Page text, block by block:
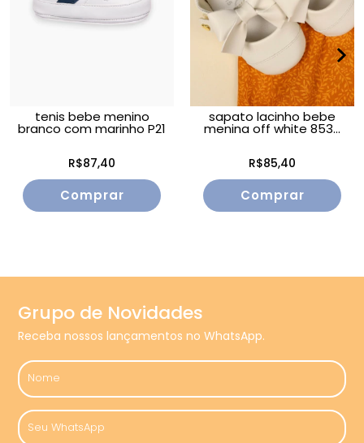
tenis bebe menino
branco com marinho P21
R$87,40
Comprar
sapato lacinho bebe
menina off white 853...
R$85,40
Comprar
Grupo de Novidades
Receba nossos lançamentos no WhatsApp.